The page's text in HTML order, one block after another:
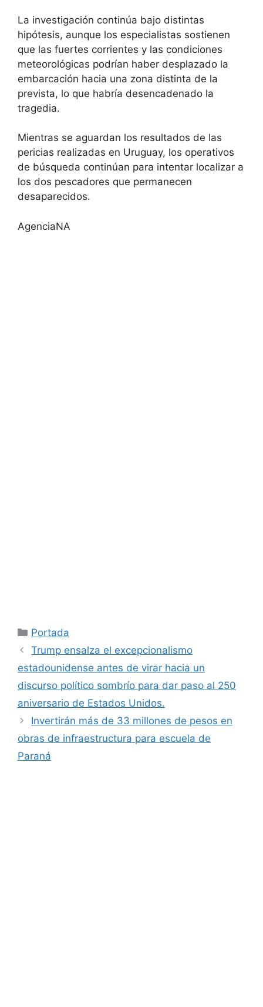
La investigación continúa bajo distintas
hipótesis, aunque los especialistas sostienen
que las fuertes corrientes y las condiciones
meteorológicas podrían haber desplazado la
embarcación hacia una zona distinta de la
prevista, lo que habría desencadenado la
tragedia.
Mientras se aguardan los resultados de las
pericias realizadas en Uruguay, los operativos
de búsqueda continúan para intentar localizar a
los dos pescadores que permanecen
desaparecidos.
AgenciaNA
Categorías
Portada
Trump ensalza el excepcionalismo
estadounidense antes de virar hacia un
discurso político sombrío para dar paso al 250
aniversario de Estados Unidos.
Invertirán más de 33 millones de pesos en
obras de infraestructura para escuela de
Paraná